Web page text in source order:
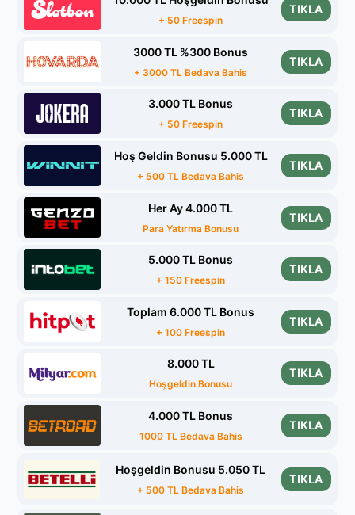
+ 50 Freespin
TIKLA
3000 TL %300 Bonus
+ 3000 TL Bedava Bahis
TIKLA
3.000 TL Bonus
+ 50 Freespin
TIKLA
Hoş Geldin Bonusu 5.000 TL
+ 500 TL Bedava Bahis
TIKLA
Her Ay 4.000 TL
Para Yatırma Bonusu
TIKLA
5.000 TL Bonus
+ 150 Freespin
TIKLA
Toplam 6.000 TL Bonus
+ 100 Freespin
TIKLA
8.000 TL
Hoşgeldin Bonusu
TIKLA
4.000 TL Bonus
1000 TL Bedava Bahis
TIKLA
Hoşgeldin Bonusu 5.050 TL
+ 500 TL Bedava Bahis
TIKLA